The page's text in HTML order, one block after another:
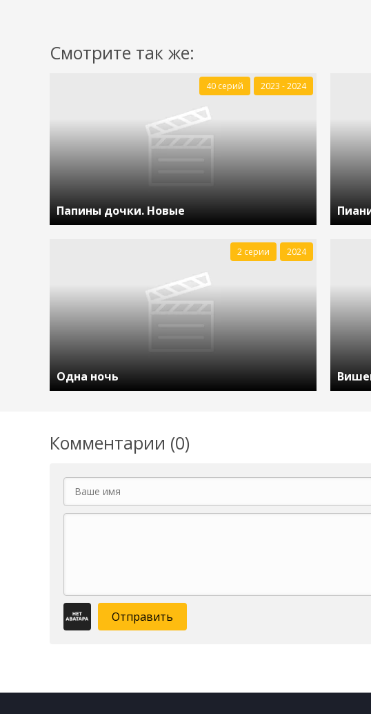
Смотрите так же:
Папины дочки. Новые
40 серий 2023 - 2024
Одна ночь
2 серии 2024
Комментарии (0)
Отправить